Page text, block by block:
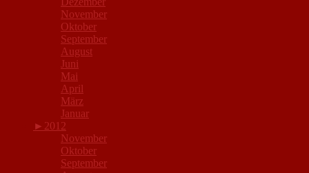
November
Oktober
September
August
Juni
Mai
April
März
Januar
► 2012
November
Oktober
September